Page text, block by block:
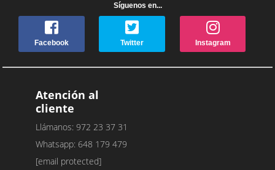
Síguenos en...
Facebook Twitter Instagram
Atención al
cliente
Llámanos: 972 23 37 31
Whatsapp: 648 179 479
[email protected]